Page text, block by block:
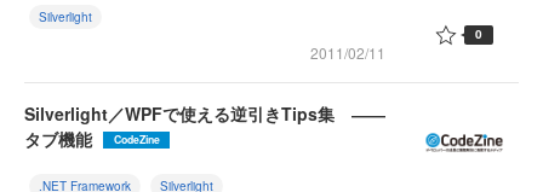
Silverlight
2011/02/11
0
Silverlight／WPFで使える逆引きTips集 ――
タブ機能
CodeZine
.NET Framework Silverlight